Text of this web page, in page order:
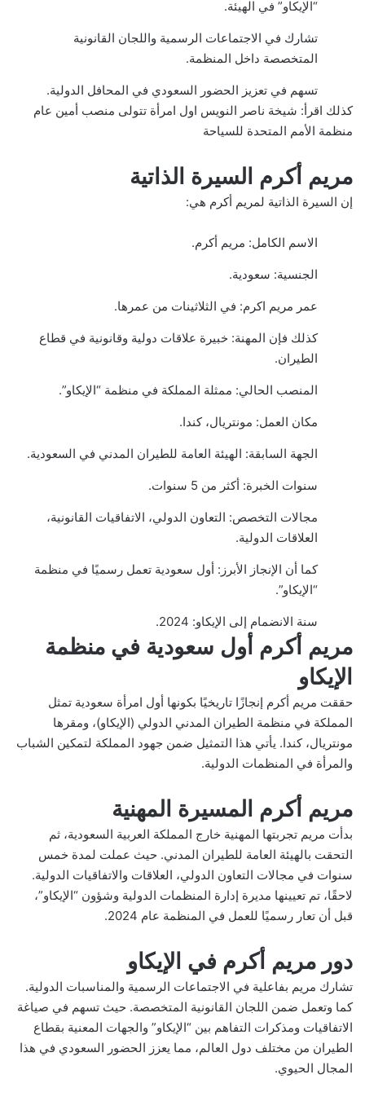
“الإيكاو” في الهيئة.
تشارك في الاجتماعات الرسمية واللجان القانونية
المتخصصة داخل المنظمة.
تسهم في تعزيز الحضور السعودي في المحافل الدولية.
كذلك اقرأ: شيخة ناصر النويس اول امرأة تتولى منصب أمين عام
منظمة الأمم المتحدة للسياحة
مريم أكرم السيرة الذاتية
إن السيرة الذاتية لمريم أكرم هي:
الاسم الكامل: مريم أكرم.
الجنسية: سعودية.
عمر مريم اكرم: في الثلاثينات من عمرها.
كذلك فإن المهنة: خبيرة علاقات دولية وقانونية في قطاع
الطيران.
المنصب الحالي: ممثلة المملكة في منظمة “الإيكاو”.
مكان العمل: مونتريال، كندا.
الجهة السابقة: الهيئة العامة للطيران المدني في السعودية.
سنوات الخبرة: أكثر من 5 سنوات.
مجالات التخصص: التعاون الدولي، الاتفاقيات القانونية،
العلاقات الدولية.
كما أن الإنجاز الأبرز: أول سعودية تعمل رسميًا في منظمة
“الإيكاو”.
سنة الانضمام إلى الإيكاو: 2024.
مريم أكرم أول سعودية في منظمة
الإيكاو
حققت مريم أكرم إنجازًا تاريخيًا بكونها أول امرأة سعودية تمثل
المملكة في منظمة الطيران المدني الدولي (الإيكاو)، ومقرها
مونتريال، كندا. يأتي هذا التمثيل ضمن جهود المملكة لتمكين الشباب
والمرأة في المنظمات الدولية.
مريم أكرم المسيرة المهنية
بدأت مريم تجربتها المهنية خارج المملكة العربية السعودية، ثم
التحقت بالهيئة العامة للطيران المدني. حيث عملت لمدة خمس
سنوات في مجالات التعاون الدولي، العلاقات والاتفاقيات الدولية.
لاحقًا، تم تعيينها مديرة إدارة المنظمات الدولية وشؤون “الإيكاو”،
قبل أن تعار رسميًا للعمل في المنظمة عام 2024.
دور مريم أكرم في الإيكاو
تشارك مريم بفاعلية في الاجتماعات الرسمية والمناسبات الدولية.
كما وتعمل ضمن اللجان القانونية المتخصصة. حيث تسهم في صياغة
الاتفاقيات ومذكرات التفاهم بين “الإيكاو” والجهات المعنية بقطاع
الطيران من مختلف دول العالم، مما يعزز الحضور السعودي في هذا
المجال الحيوي.